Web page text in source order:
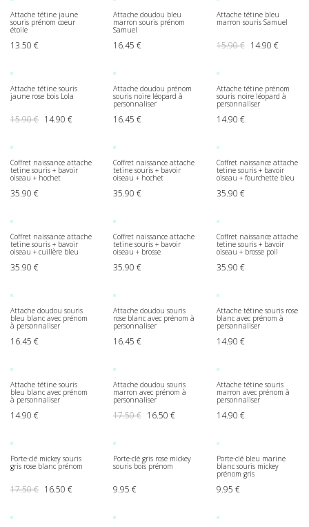
Attache tétine jaune
souris prénom coeur
étoile
13.50 €
Attache doudou bleu
marron souris prénom
Samuel
16.45€
Attache tétine bleu
marron souris Samuel
15.90€ Le prix initial
14.90 €Le prix
Attache tétine souris
jaune rose bois Lola
15.90€ Le prix initial était : 15.90 €.
14.90 €Le prix actuel est : 14.90 €.
Attache doudou prénom
souris noire léopard à
personnaliser
16.45€
Attache tétine prénom
souris noire léopard à
personnaliser
14.90 €
Coffret naissance attache
tetine souris + bavoir
oiseau + hochet
35.90 €
Coffret naissance attache
tetine souris + bavoir
oiseau + hochet
35.90€
Coffret naissance attache
tetine souris + bavoir
oiseau + fourchette bleu
35.90 €
Coffret naissance attache
tetine souris + bavoir
oiseau + cuillère bleu
35.90 €
Coffret naissance attache
tetine souris + bavoir
oiseau + brosse
35.90€
Coffret naissance attache
tetine souris + bavoir
oiseau + brosse poil
35.90 €
Attache doudou souris
bleu blanc avec prénom
à personnaliser
16.45 €
Attache doudou souris
rose blanc avec prénom à
personnaliser
16.45€
Attache tétine souris rose
blanc avec prénom à
personnaliser
14.90 €
Attache tétine souris
bleu blanc avec prénom
à personnaliser
14.90 €
Attache doudou souris
marron avec prénom à
personnaliser
17.50€ Le prix initial était : 17.50 €.
16.50€Le prix actuel est : 16.50 €.
Attache tétine souris
marron avec prénom à
personnaliser
14.90 €
Porte-clé mickey souris
gris rose blanc prénom
17.50€ Le prix initial était : 17.50 €.
16.50 €Le prix actuel est : 16.50 €.
Porte-clé gris rose mickey
souris bois prénom
9.95€
Porte-clé bleu marine
blanc souris mickey
prénom gris
9.95 €